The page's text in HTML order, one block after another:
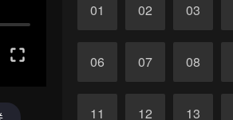
01 02 03
06 07 08
11 12 13